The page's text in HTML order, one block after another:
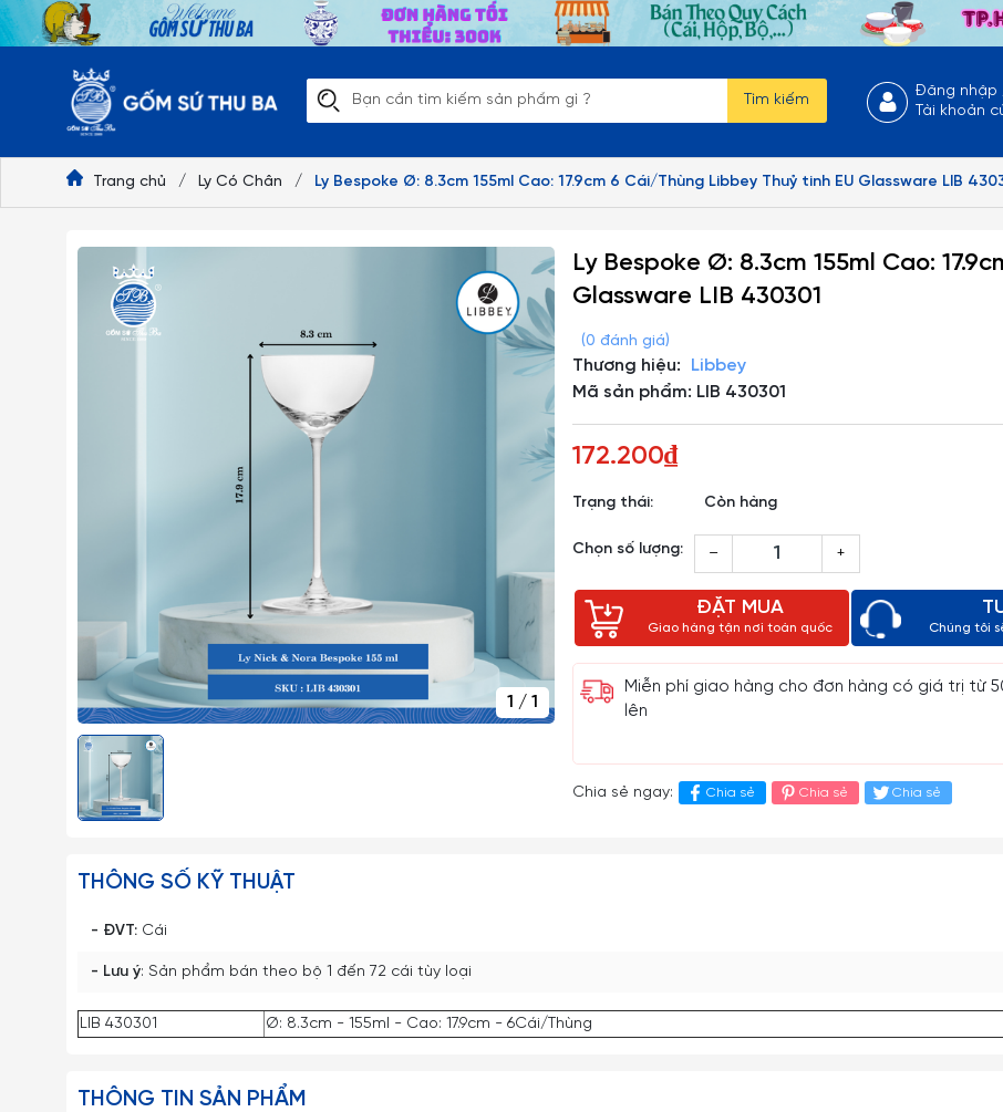
Tìm kiếm
Đăng nhập
Tài khoản
Trang chủ / Ly Có Chân / Ly Bespoke Ø: 8.3cm 155ml Cao: 17.9cm 6 Cái/Thùng Libbey Thuỷ tinh EU Glassware LIB
1 /1
Ly Bespoke Ø: 8.3cm 155ml Cao:
Glassware LIB 430301
(0 đánh giá)
Thương hiệu:
Libbey
Mã sản phẩm: LIB 430301
172.200₫
Trạng thái: Còn hàng
Chọn số lượng: – +
ĐẶT MUA
Giao hàng tận nơi toàn quốc Chúng tôi
Miễn phí giao hàng cho đơn hàng có giá trị từ
lên
Chia sẻ ngay: Chia sẻ Chia sẻ Chia sẻ
THÔNG SỐ KỸ THUẬT
- ĐVT: Cái
- Lưu ý: Sản phẩm bán theo bộ 1 đến 72 cái tùy loại
LIB 430301 Ø: 8.3cm - 155ml - Cao: 17.9cm - 6Cái/Thùng
THÔNG TIN SẢN PHẨM